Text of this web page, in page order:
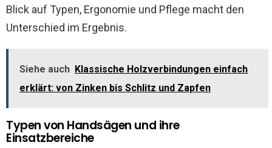
Blick auf Typen, Ergonomie und Pflege macht den
Unterschied im Ergebnis.
Siehe auch Klassische Holzverbindungen einfach
erklärt: von Zinken bis Schlitz und Zapfen
Typen von Handsägen und ihre
Einsatzbereiche